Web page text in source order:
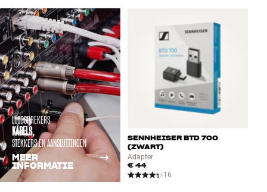
LUIDSPREKERS
KABELS,
STEKKERS EN AANSLUITINGEN
MEER
INFORMATIE
SENNHEISER BTD 700
(ZWART)
Adapter
€ 44
16